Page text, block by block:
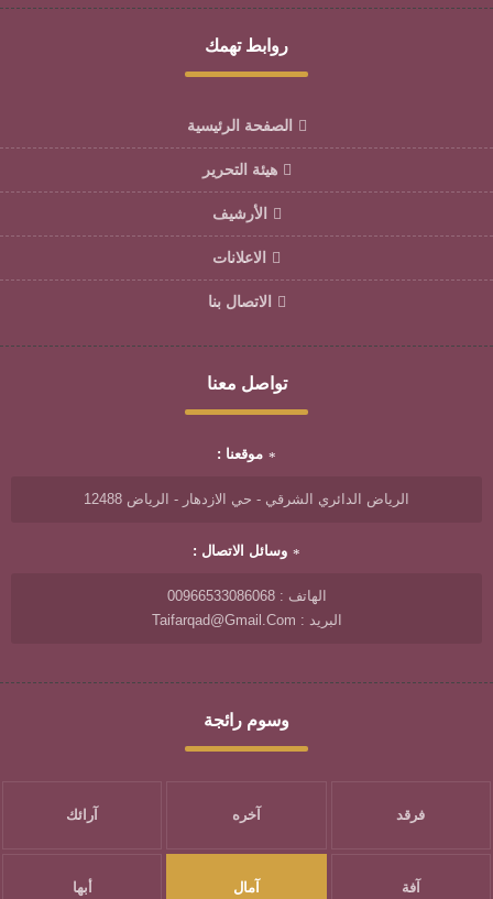
روابط تهمك
الصفحة الرئيسية
هيئة التحرير
الأرشيف
الاعلانات
الاتصال بنا
تواصل معنا
موقعنا :
الرياض الدائري الشرقي - حي الازدهار - الرياض 12488
وسائل الاتصال :
الهاتف : 00966533086068
البريد : Taifarqad@gmail.com
وسوم رائجة
فرقد آخره آرائك
آفة آمال أبها